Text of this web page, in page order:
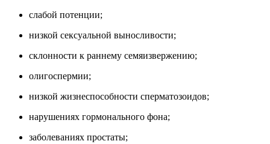
слабой потенции;
низкой сексуальной выносливости;
склонности к раннему семяизвержению;
олигоспермии;
низкой жизнеспособности сперматозоидов;
нарушениях гормонального фона;
заболеваниях простаты;